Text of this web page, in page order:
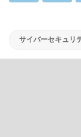
サイバーセキュリ